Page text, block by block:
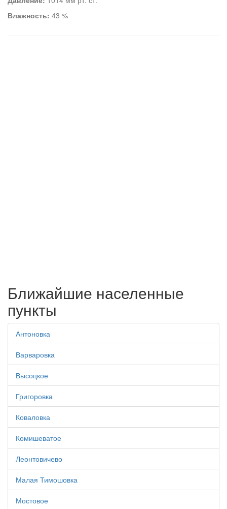
Влажность: 43 %
Ближайшие населенные
пункты
Антоновка
Варваровка
Высоцкое
Григоровка
Коваловка
Комишеватое
Леонтовичево
Малая Тимошовка
Мостовое